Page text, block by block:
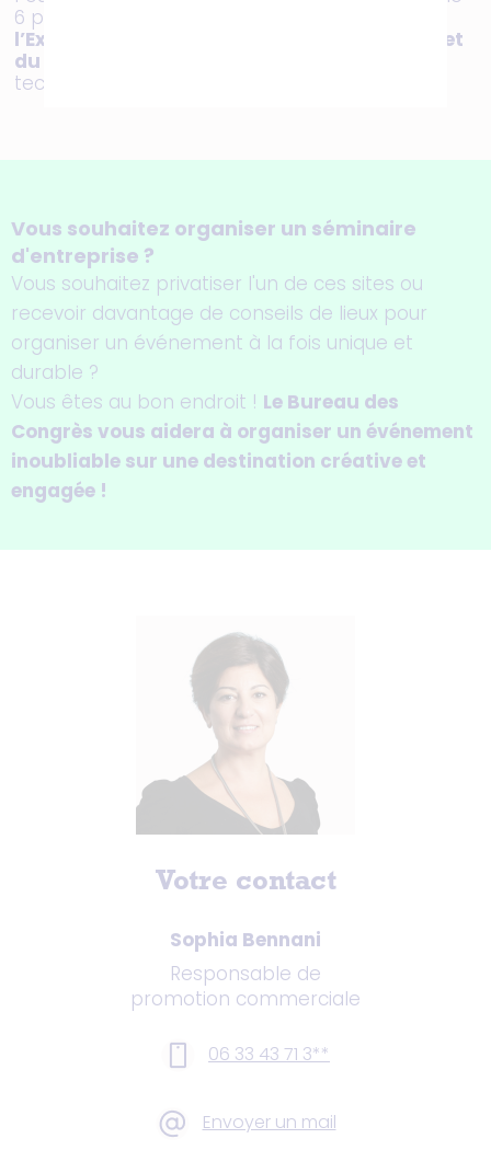
6 propose une
l’Expérience Lab
et
du Manufacturing Lab
techniques de fabrication industrielle.
Vous souhaitez organiser un séminaire
d'entreprise ?
Vous souhaitez privatiser l'un de ces sites ou
recevoir davantage de conseils de lieux pour
organiser un événement à la fois unique et
durable ?
Vous êtes au bon endroit ! Le Bureau des
Congrès vous aidera à organiser un événement
inoubliable sur une destination créative et
engagée !
Votre contact
Sophia Bennani
Responsable de
promotion commerciale
06 33 43 71 3**
Envoyer un mail